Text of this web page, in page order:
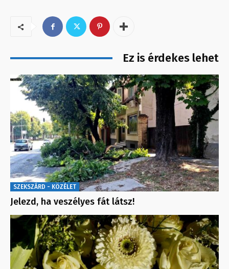
Ez is érdekes lehet
SZEKSZÁRD - KÖZÉLET
Jelezd, ha veszélyes fát látsz!